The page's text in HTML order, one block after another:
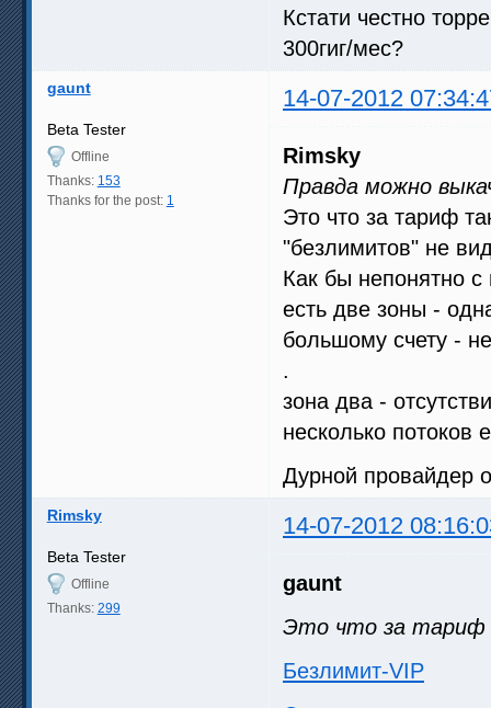
Кстати честно
300гиг/мес?
gaunt 14-07-2012
Beta Tester
Offline
Thanks: 153
Thanks for the post: 1
Rimsky
Правда можно
Это что за тариф
"безлимитов" не
Как бы непонятно
есть две зоны -
большому счету -
.
зона два -
несколько потоков
Дурной провайдер
Rimsky 14-07-2012
Beta Tester
Offline
Thanks: 299
gaunt
Это что за тариф
Безлимит-VIP